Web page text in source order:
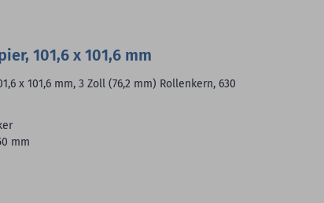
101,6 x 101,6 mm
x 101,6 mm, 3 Zoll (76,2 mm) Rollenkern, 630
mm